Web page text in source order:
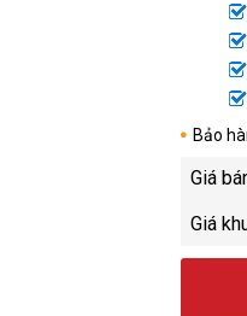
Bảo
Giá
Giá